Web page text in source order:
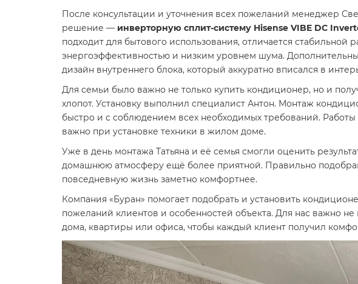
После консультации и уточнения всех пожеланий менеджер
решение — инверторную сплит-систему Hisense VIBE DC
подходит для бытового использования, отличается стабильной
энергоэффективностью и низким уровнем шума.
дизайн внутреннего блока, который аккуратно вписался в
Для семьи было важно не только купить кондиционер, но и
хлопот. Установку выполнил специалист Антон. Монтаж
быстро и с соблюдением всех необходимых требований.
важно при установке техники в жилом доме.
Уже в день монтажа Татьяна и её семья смогли оценить
домашнюю атмосферу ещё более приятной. Правильно
повседневную жизнь заметно комфортнее.
Компания «Буран» помогает подобрать и установить
пожеланий клиентов и особенностей объекта. Для нас важно
дома, квартиры или офиса, чтобы каждый клиент получил